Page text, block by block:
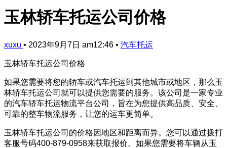
玉林轿车托运公司价格
xuxu • 2023年9月7日 am12:46 • 汽车托运
玉林轿车托运公司价格
如果您需要将您的轿车或汽车托运到其他城市或地区，那么玉
林轿车托运公司就可以提供您需要的服务。该公司是一家专业
的汽车轿车托运物流平台公司，旨在为您提供高品质、安全、
可靠的整车物流服务，让您的运车更简单。
玉林轿车托运公司的价格因地区和距离而异。您可以通过拨打
客服号码400-879-0958来获取报价。如果您需要将车辆从玉